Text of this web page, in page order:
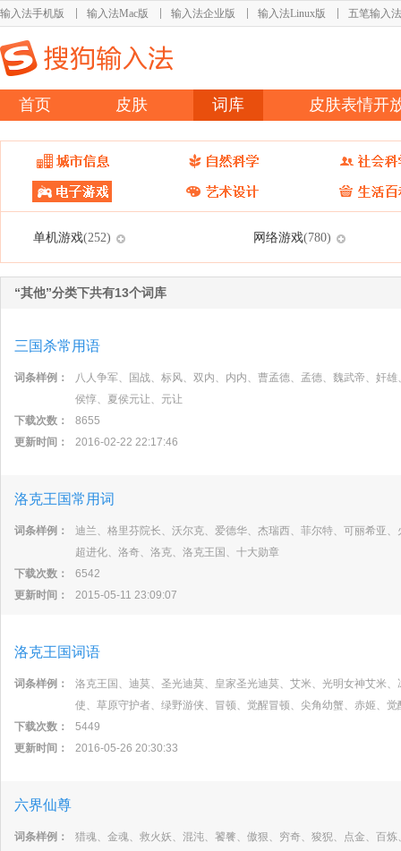
输入法手机版 输入法Mac版 输入法企业版 输入法Linux版 五笔输入法
首页 皮肤 词库 皮肤表情开
单机游戏(252) 网络游戏(780)
“其他”分类下共有13个词库
三国杀常用语
词条样例：
八人争军、国战、标风、双内、内内、曹孟德、孟德、魏武帝、奸
侯惇、夏侯元让、元让
下载次数：
8655
更新时间：
2016-02-22 22:17:46
洛克王国常用词
词条样例：
迪兰、格里芬院长、沃尔克、爱德华、杰瑞西、菲尔特、可丽希亚
超进化、洛奇、洛克、洛克王国、十大勋章
下载次数：
6542
更新时间：
2015-05-11 23:09:07
洛克王国词语
词条样例：
洛克王国、迪莫、圣光迪莫、皇家圣光迪莫、艾米、光明女神艾米
使、草原守护者、绿野游侠、冒顿、觉醒冒顿、尖角幼蟹、赤姬、觉
下载次数：
5449
更新时间：
2016-05-26 20:30:33
六界仙尊
词条样例：
猎魂、金魂、救火妖、混沌、饕餮、傲狠、穷奇、狻猊、点金、百